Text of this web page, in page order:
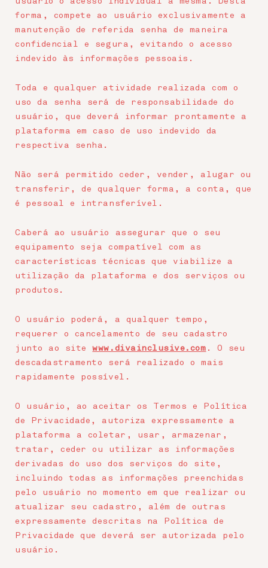
forma, compete ao usuário exclusivamente a
manutenção de referida senha de maneira
confidencial e segura, evitando o acesso
indevido às informações pessoais.
Toda e qualquer atividade realizada com o
uso da senha será de responsabilidade do
usuário, que deverá informar prontamente a
plataforma em caso de uso indevido da
respectiva senha.
Não será permitido ceder, vender, alugar ou
transferir, de qualquer forma, a conta, que
é pessoal e intransferível.
Caberá ao usuário assegurar que o seu
equipamento seja compatível com as
características técnicas que viabilize a
utilização da plataforma e dos serviços ou
produtos.
O usuário poderá, a qualquer tempo,
requerer o cancelamento de seu cadastro
junto ao sitewww.divainclusive.com . O seu
descadastramento será realizado o mais
rapidamente possível.
O usuário, ao aceitar os Termos e Política
de Privacidade, autoriza expressamente a
plataforma a coletar, usar, armazenar,
tratar, ceder ou utilizar as informações
derivadas do uso dos serviços do site,
incluindo todas as informações preenchidas
pelo usuário no momento em que realizar ou
atualizar seu cadastro, além de outras
expressamente descritas na Política de
Privacidade que deverá ser autorizada pelo
usuário.